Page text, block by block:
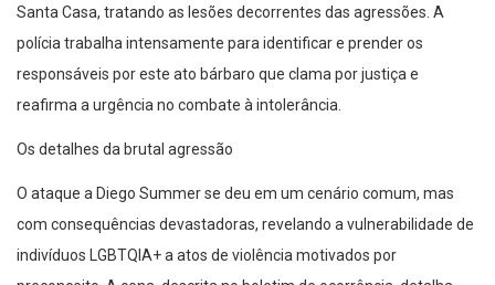
Santa Casa, tratando as lesões decorrentes das agressões. A
polícia trabalha intensamente para identificar e prender os
responsáveis por este ato bárbaro que clama por justiça e
reafirma a urgência no combate à intolerância.
Os detalhes da brutal agressão
O ataque a Diego Summer se deu em um cenário comum, mas
com consequências devastadoras, revelando a vulnerabilidade de
indivíduos LGBTQIA+ a atos de violência motivados por